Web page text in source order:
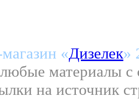
«Дизелек»
материалы с
на источник